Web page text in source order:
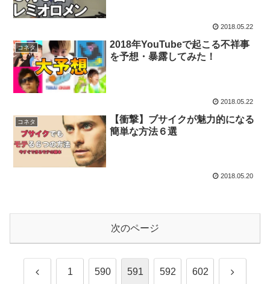
2018.05.22
コネタ
2018年YouTubeで起こる不祥事
を予想・暴露してみた！
2018.05.22
コネタ
【衝撃】ブサイクが魅力的になる
簡単な方法６選
2018.05.20
次のページ
前 1 590 591 592 602 次